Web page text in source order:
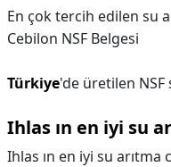
En çok tercih edilen su
Cebilon NSF Belgesi
Türkiye'de üretilen NSF
Ihlas ın en iyi su
Ihlas ın en iyi su arıtma